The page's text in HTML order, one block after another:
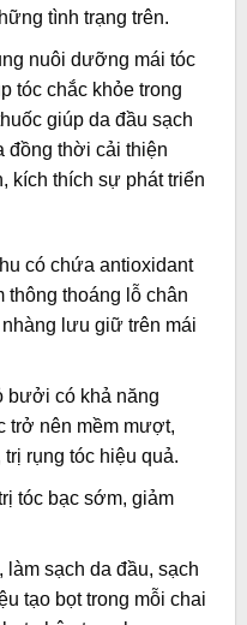
tình trạng trên.
nuôi dưỡng mái tóc
tóc chắc khỏe trong
giúp da đầu sạch
đồng thời cải thiện
kích thích sự phát triển
có chứa antioxidant
thông thoáng lỗ chân
lưu giữ trên mái
bưởi có khả năng
trở nên mềm mượt,
rụng tóc hiệu quả.
tóc bạc sớm, giảm
làm sạch da đầu, sạch
tạo bọt trong mỗi chai